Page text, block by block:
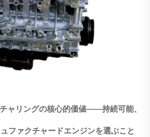
ャリングの核心的価値——持続可能、
ファクチャードエンジンを選ぶこと